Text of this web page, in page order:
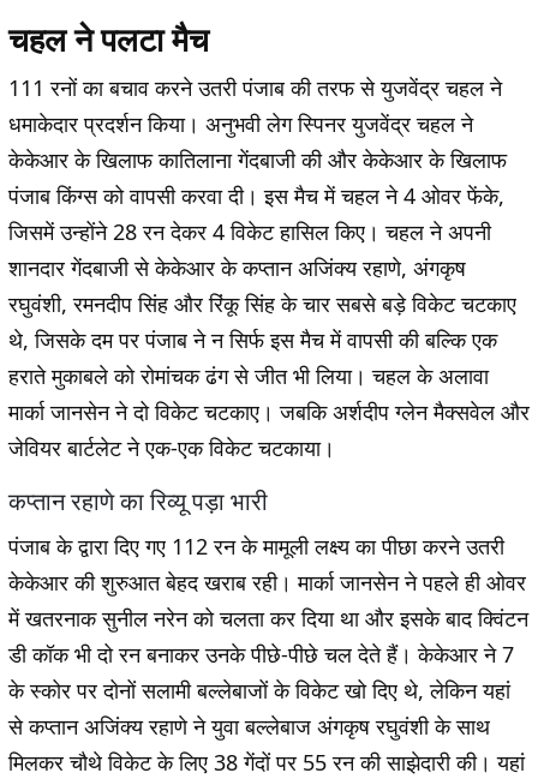
चहल ने पलटा मैच
111 रनों का बचाव करने उतरी पंजाब की तरफ से युजवेंद्र चहल ने
धमाकेदार प्रदर्शन किया। अनुभवी लेग स्पिनर युजवेंद्र चहल ने
केकेआर के खिलाफ कातिलाना गेंदबाजी की और केकेआर के खिलाफ
पंजाब किंग्स को वापसी करवा दी। इस मैच में चहल ने 4 ओवर फेंके,
जिसमें उन्होंने 28 रन देकर 4 विकेट हासिल किए। चहल ने अपनी
शानदार गेंदबाजी से केकेआर के कप्तान अजिंक्य रहाणे, अंगकृष
रघुवंशी, रमनदीप सिंह और रिंकू सिंह के चार सबसे बड़े विकेट चटकाए
थे, जिसके दम पर पंजाब ने न सिर्फ इस मैच में वापसी की बल्कि एक
हराते मुकाबले को रोमांचक ढंग से जीत भी लिया। चहल के अलावा
मार्का जानसेन ने दो विकेट चटकाए। जबकि अर्शदीप ग्लेन मैक्सवेल और
जेवियर बार्टलेट ने एक-एक विकेट चटकाया।
कप्तान रहाणे का रिव्यू पड़ा भारी
पंजाब के द्वारा दिए गए 112 रन के मामूली लक्ष्य का पीछा करने उतरी
केकेआर की शुरुआत बेहद खराब रही। मार्का जानसेन ने पहले ही ओवर
में खतरनाक सुनील नरेन को चलता कर दिया था और इसके बाद क्विंटन
डी कॉक भी दो रन बनाकर उनके पीछे-पीछे चल देते हैं। केकेआर ने 7
के स्कोर पर दोनों सलामी बल्लेबाजों के विकेट खो दिए थे, लेकिन यहां
से कप्तान अजिंक्य रहाणे ने युवा बल्लेबाज अंगकृष रघुवंशी के साथ
मिलकर चौथे विकेट के लिए 38 गेंदों पर 55 रन की साझेदारी की। यहां